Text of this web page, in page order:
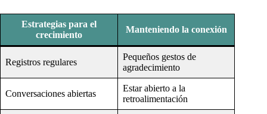
Estrategias para el
crecimiento
Manteniendo la conexión
Registros regulares
Pequeños gestos de
agradecimiento
Conversaciones abiertas
Estar abierto a la
retroalimentación